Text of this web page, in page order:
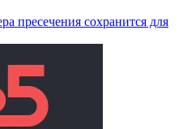
пресечения сохранится для